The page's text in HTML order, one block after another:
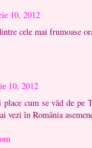
10, 2012
cele mai frumoase
10, 2012
cum se văd de pe
vezi în România